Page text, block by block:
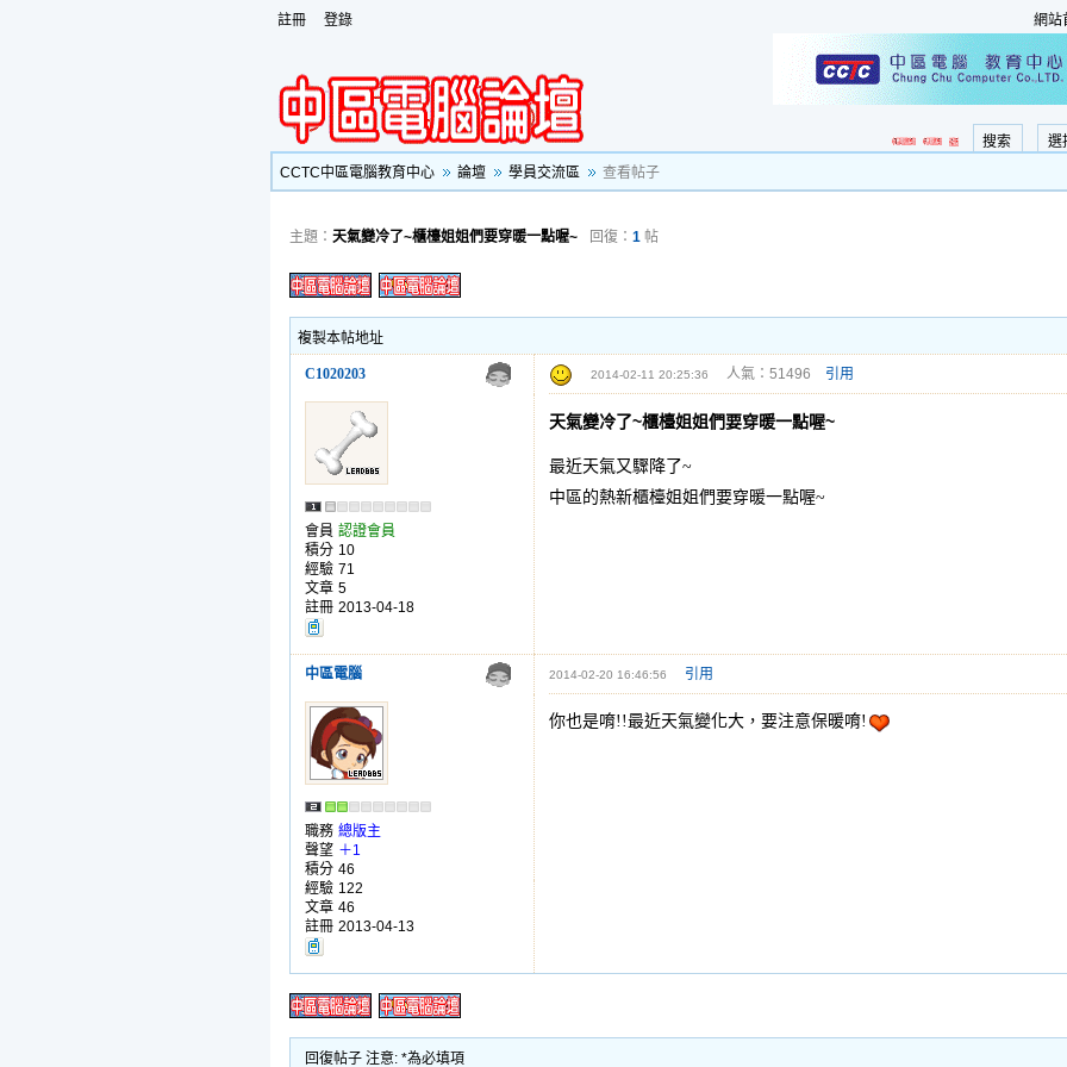
註冊 登錄 網站
選
搜索
CCTC中區電腦教育中心
論壇 學員交流區 查看帖子
主題： 天氣變冷了~櫃檯姐姐們要穿暖一點喔~ 回復： 1 帖
複製本帖地址
C1020203 2014-02-11 20:25:36 人氣：51496 引用
會員 認證會員
積分 10
經驗 71
文章 5
註冊 2013-04-18
天氣變冷了~櫃檯姐姐們要穿暖一點喔~
最近天氣又驟降了~
中區的熱新櫃檯姐姐們要穿暖一點喔~
中區電腦 2014-02-20 16:46:56 引用
職務 總版主
聲望 ＋1
積分 46
經驗 122
文章 46
註冊 2013-04-13
你也是唷!!最近天氣變化大，要注意保暖唷!
回復帖子 注意: *為必填項